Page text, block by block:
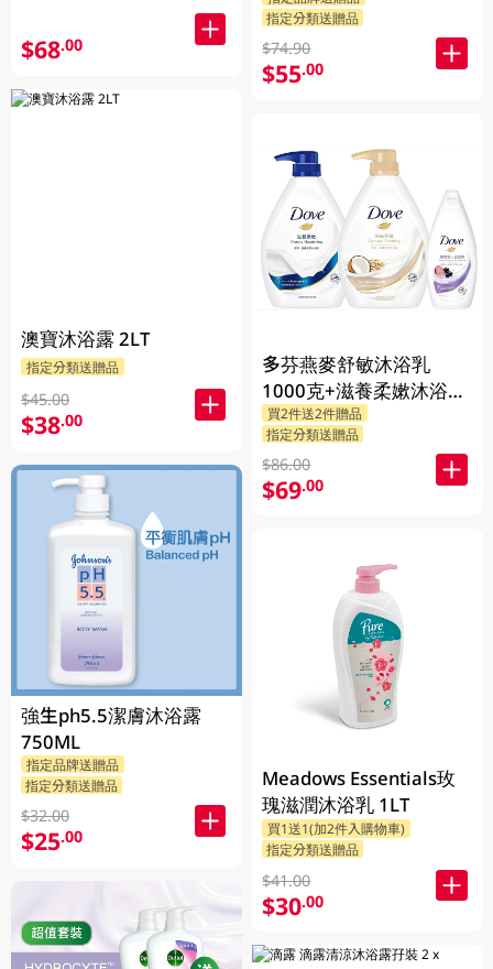
$68.00
澳寶沐浴露 2LT
指定分類送贈品
$45.00
$38.00
強生ph5.5潔膚沐浴露
750ML
指定品牌送贈品
指定分類送贈品
$32.00
$25.00
指定分類送贈品
$74.90
$55.00
多芬燕麥舒敏沐浴乳
1000克+滋養柔嫰沐浴乳
1000克+Dove沐浴乳200
克 (隨機發送) 1PK
買2件送2件贈品
指定分類送贈品
$86.00
$69.00
Meadows Essentials玫
瑰滋潤沐浴乳 1LT
買1送1(加2件入購物車)
指定分類送贈品
$41.00
$30.00